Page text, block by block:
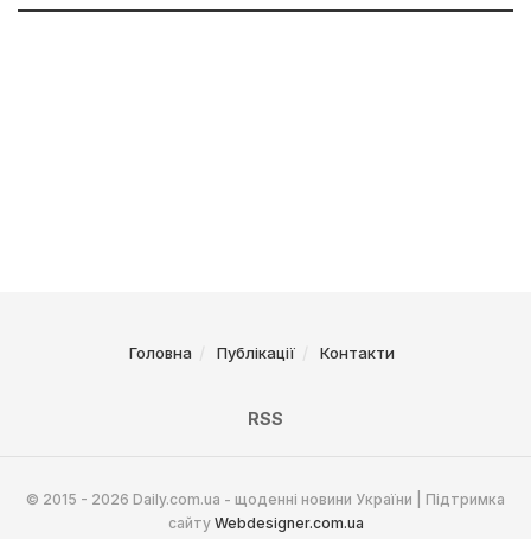
Головна Публікації Контакти
RSS
© 2015 - 2026 Daily.com.ua - щоденні новини України | Підтримка
сайту Webdesigner.com.ua